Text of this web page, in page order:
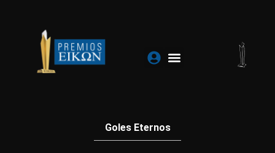
contenido
Goles Eternos